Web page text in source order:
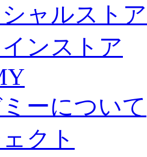
ャルスト
ンストア
ーについて
クト